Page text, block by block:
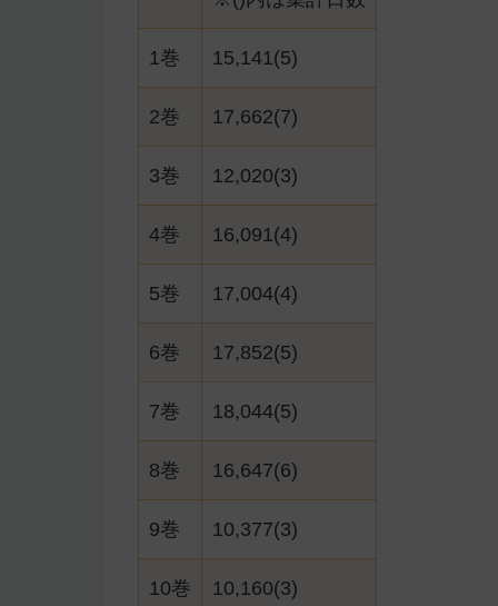
1巻 15,141(5)
2巻 17,662(7)
3巻 12,020(3)
4巻 16,091(4)
5巻 17,004(4)
6巻 17,852(5)
7巻 18,044(5)
8巻 16,647(6)
9巻 10,377(3)
10巻 10,160(3)